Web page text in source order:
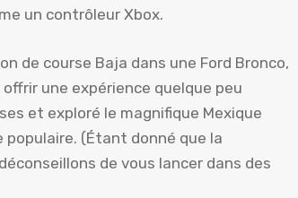
un contrôleur Xbox.
de course Baja dans une Ford Bronco,
une expérience quelque peu
et exploré le magnifique Mexique
(Étant donné que la
de vous lancer dans des